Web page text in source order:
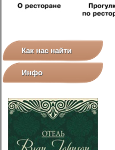
Как нас найти
Инфо